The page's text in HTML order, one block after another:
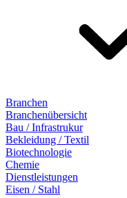
Branchen
Branchenübersicht
Bau / Infrastrukur
Bekleidung / Textil
Biotechnologie
Chemie
Dienstleistungen
Eisen / Stahl